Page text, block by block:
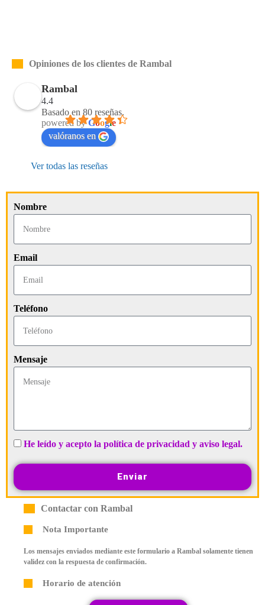
Opiniones de los clientes de Rambal
Rambal
4.4
Basado en 80 reseñas.
powered byGoogle
valóranos en
Ver todas las reseñas
Nombre
Email
Teléfono
Mensaje
He leído y acepto la política de privacidad y aviso legal.
Enviar
Contactar con Rambal
Nota Importante
Los mensajes enviados mediante este formulario a Rambal solamente tienen
validez con la respuesta de confirmación.
Horario de atención